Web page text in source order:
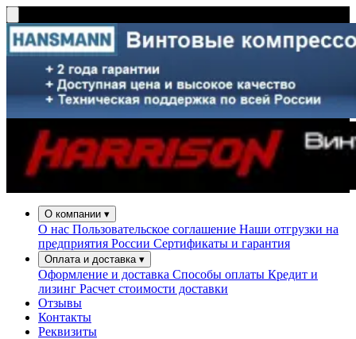
О компании ▾
О нас Пользовательское соглашение Наши отгрузки на
предприятия России Сертификаты и гарантия
Оплата и доставка ▾
Оформление и доставка Способы оплаты Кредит и
лизинг Расчет стоимости доставки
Отзывы
Контакты
Реквизиты